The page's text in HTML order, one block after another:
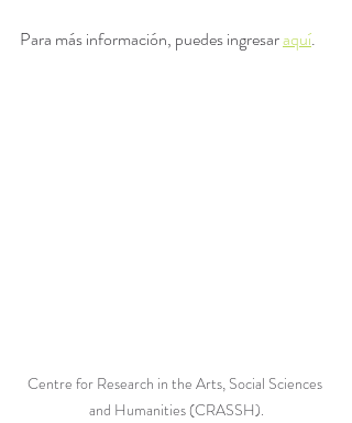
Para más información, puedes ingresar aquí.
Centre for Research in the Arts, Social Sciences
and Humanities (CRASSH).